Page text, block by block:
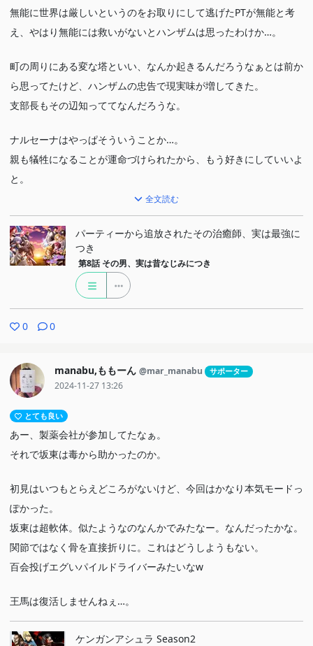
無能に世界は厳しいというのをお取りにして逃げたPTが無能と考
え、やはり無能には救いがないとハンザムは思ったわけか…。
町の周りにある変な塔といい、なんか起きるんだろうなぁとは前か
ら思ってたけど、ハンザムの忠告で現実味が増してきた。
支部長もその辺知っててなんだろうな。
ナルセーナはやっぱそういうことか…。
親も犠牲になることが運命づけられたから、もう好きにしていいよ
と。
全文読む
パーティーから追放されたその治癒師、実は最強に
つき
第8話 その男、実は昔なじみにつき
0 0
manabu,ももーん @mar_manabu サポーター
2024-11-27 13:26
とても良い
あー、製薬会社が参加してたなぁ。
それで坂東は毒から助かったのか。
初見はいつもとらえどころがないけど、今回はかなり本気モードっ
ぽかった。
坂東は超軟体。似たようなのなんかでみたなー。なんだったかな。
関節ではなく骨を直接折りに。これはどうしようもない。
百会投げエグいパイルドライバーみたいなw
王馬は復活しませんねぇ…。
ケンガンアシュラ Season2